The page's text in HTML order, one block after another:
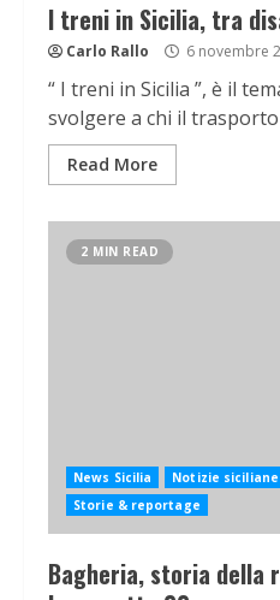
I treni in Sicilia, tra
Carlo Rallo 6 novembre
“ I treni in Sicilia ”, è il
svolgere a chi il
Read More
2 MIN READ
News Sicilia Notizie siciliane
Storie & reportage
Bagheria, storia della